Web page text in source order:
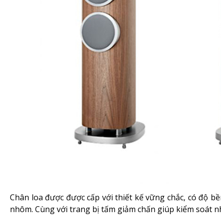
Chân loa được được cấp với thiết kế vững chắc, có độ
nhôm. Cùng với trang bị tấm giảm chấn giúp kiểm soát